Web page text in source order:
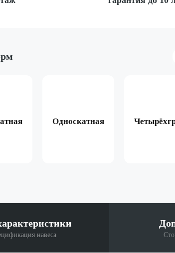
Односкатная
навеса